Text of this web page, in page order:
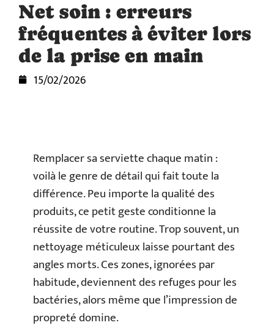
Net soin : erreurs
fréquentes à éviter lors
de la prise en main
15/02/2026
Remplacer sa serviette chaque matin :
voilà le genre de détail qui fait toute la
différence. Peu importe la qualité des
produits, ce petit geste conditionne la
réussite de votre routine. Trop souvent, un
nettoyage méticuleux laisse pourtant des
angles morts. Ces zones, ignorées par
habitude, deviennent des refuges pour les
bactéries, alors même que l’impression de
propreté domine.